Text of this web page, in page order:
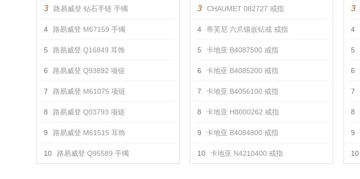
3 路易威登 钻石手链 手镯
4 路易威登 M67159 手镯
5 路易威登 Q16849 耳饰
6 路易威登 Q93892 项链
7 路易威登 M61075 项链
8 路易威登 Q03793 项链
9 路易威登 M61515 耳饰
10 路易威登 Q95589 手镯
3 CHAUMET 082727 戒指
4 蒂芙尼 六爪镶嵌钻戒 戒指
5 卡地亚 B4087500 戒指
6 卡地亚 B4085200 戒指
7 卡地亚 B4056100 戒指
8 卡地亚 H8000262 戒指
9 卡地亚 B4084800 戒指
10 卡地亚 N4210400 戒指
3
4
5
6
7
8
9
10